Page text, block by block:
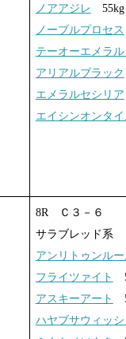
ノアアジレ 55kg
ノーブルプロセス
テーオーエメラ
アリアルブラック
エメラルセシリア
エイシンオンタ
8R Ｃ３－６
サラブレッド系
アンリトゥンル
フライツァイト
アスキーアート
ハヤブサウィッ